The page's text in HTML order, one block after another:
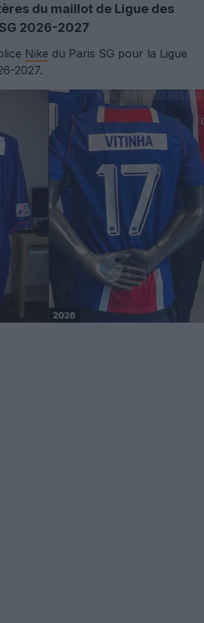
du maillot de Ligue des
2026-2027
Nike du Paris SG pour la Ligue
2027.